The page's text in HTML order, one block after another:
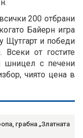
200 отбрани
Байерн игра
Щутгарт и победи
от гостите
шницел с печени
чиято цена в
грабна „Златната